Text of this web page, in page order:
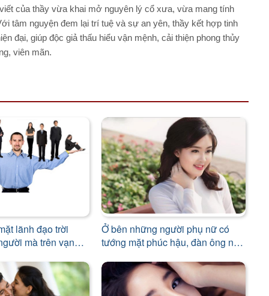
của thầy vừa khai mở nguyên lý cổ xưa, vừa mang tính
tâm nguyện đem lại trí tuệ và sự an yên, thầy kết hợp tinh
đại, giúp độc giả thấu hiểu vận mệnh, cải thiện phong thủy
viên mãn.
lãnh đạo trời
mà trên vạn
Ở bên những người phụ nữ có
tướng mặt phúc hậu, đàn ông như